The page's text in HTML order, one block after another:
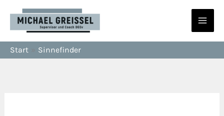
Inhalt
Start Sinnefinder